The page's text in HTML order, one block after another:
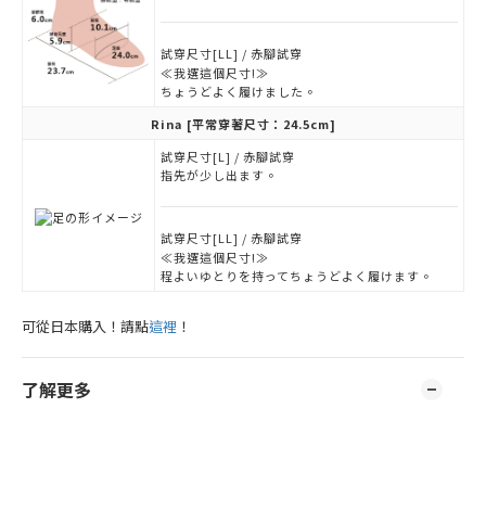
試穿尺寸[LL] / 赤腳試穿
≪我選這個尺寸!≫
ちょうどよく履けました。
Rina [平常穿著尺寸：24.5cm]
試穿尺寸[L] / 赤腳試穿
指先が少し出ます。
試穿尺寸[LL] / 赤腳試穿
≪我選這個尺寸!≫
程よいゆとりを持ってちょうどよく履けます。
可從日本購入！請點這裡 ！
了解更多